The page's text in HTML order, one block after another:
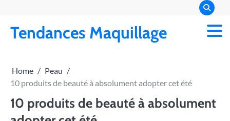
content
Tendances Maquillage
Home
Peau
10 produits de beauté à absolument adopter cet été
10 produits de beauté à absolument